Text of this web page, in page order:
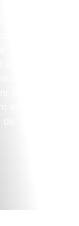
à
de
de la
tant en
en